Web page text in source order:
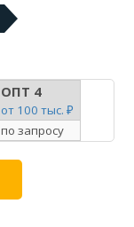
ОПТ 4
от 100 тыс. ₽
по запросу